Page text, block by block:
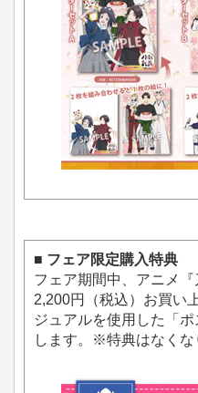
■ フェア限定購入特典
フェア期間中、アニメ
2,200円（税込）お買い
ジュアルを使用した「
します。※特典はなくな